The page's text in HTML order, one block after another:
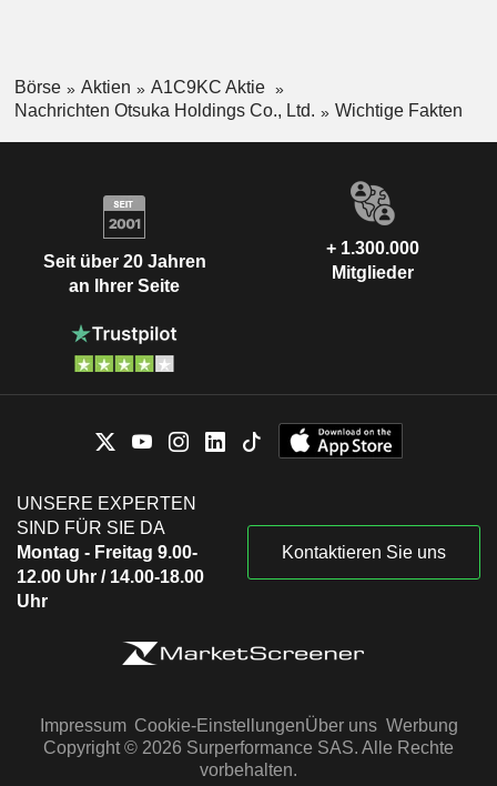
Börse Aktien
A1C9KC Aktie
Nachrichten Otsuka Holdings Co., Ltd.
Wichtige Fakten
Seit über 20 Jahren
an Ihrer Seite
+ 1.300.000
Mitglieder
UNSERE EXPERTEN
SIND FÜR SIE DA
Montag - Freitag 9.00-
12.00 Uhr / 14.00-18.00
Uhr
Kontaktieren Sie uns
Impressum Cookie-EinstellungenÜber uns Werbung
Copyright © 2026 Surperformance SAS. Alle Rechte
vorbehalten.